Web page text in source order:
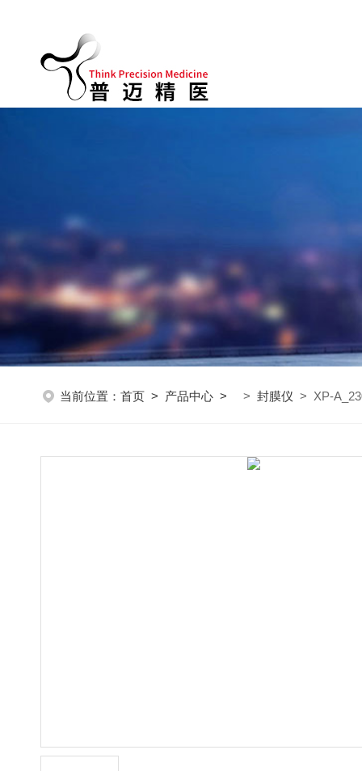
当前位置： 首页 > 产品中心 > > 封膜仪 > XP-